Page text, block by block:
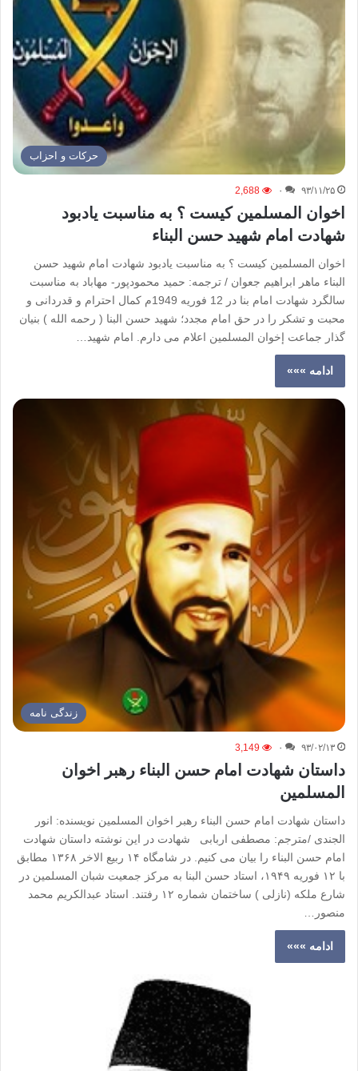
حركات و احزاب
۹۳/۱۱/۲۵ ۰ 2,688
اخوان المسلمین کیست ؟ به مناسبت یادبود
شهادت امام شهید حسن البناء
اخوان المسلمین کیست ؟ به مناسبت یادبود شهادت امام شهید حسن
البناء ماهر ابراهیم جعوان / ترجمه: حمید محمودپور- مهاباد به مناسبت
سالگرد شهادت امام بنا در 12 فوریه 1949م کمال احترام و قدردانی و
محبت و تشکر را در حق امام مجدد؛ شهید حسن البنا ( رحمه الله ) بنیان
گذار جماعت إخوان المسلمین اعلام می دارم. امام شهید…
ادامه »»»
زندگی نامه
۹۳/۰۲/۱۳ ۰ 3,149
داستان شهادت امام حسن البناء رهبر اخوان
المسلمین
داستان شهادت امام حسن البناء رهبر اخوان المسلمین نویسنده: انور
الجندی /مترجم: مصطفی اربابی شهادت در این نوشته داستان شهادت
امام حسن البناء را بیان می کنیم. در شامگاه ۱۴ ربیع الاخر ۱۳۶۸ مطابق
با ۱۲ فوریه ۱۹۴۹، استاد حسن البنا به مرکز جمعیت شبان المسلمین در
شارع ملکه (نازلی ) ساختمان شماره ۱۲ رفتند. استاد عبدالکریم محمد
منصور…
ادامه »»»